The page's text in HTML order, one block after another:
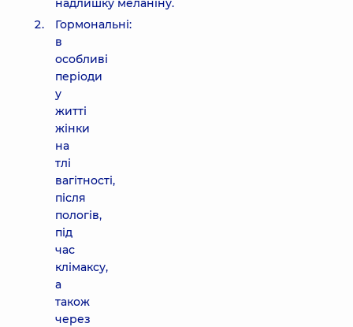
надлишку меланіну.
Гормональні:
в
особливі
періоди
у
житті
жінки
на
тлі
вагітності,
після
пологів,
під
час
клімаксу,
а
також
через